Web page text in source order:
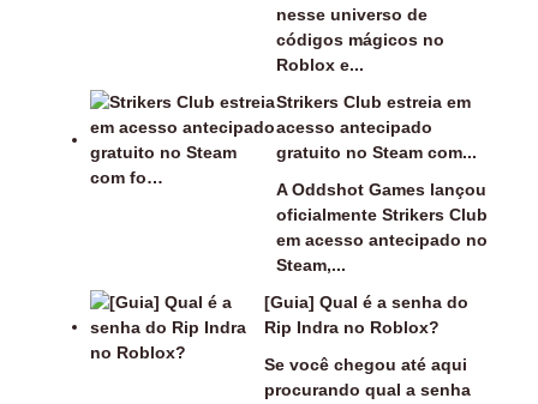
nesse universo de
códigos mágicos no
Roblox e...
Strikers Club estreia em
acesso antecipado
gratuito no Steam com...
A Oddshot Games lançou
oficialmente Strikers Club
em acesso antecipado no
Steam,...
[Guia] Qual é a senha do
Rip Indra no Roblox?
Se você chegou até aqui
procurando qual a senha